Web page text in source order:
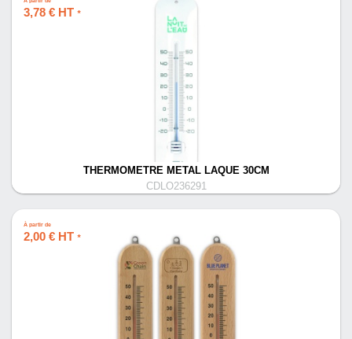
3,78 € HT *
THERMOMETRE METAL LAQUE 30CM
CDLO236291
À partir de
2,00 € HT *